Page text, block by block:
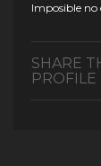
Imposible no
SHARE
PROFILE